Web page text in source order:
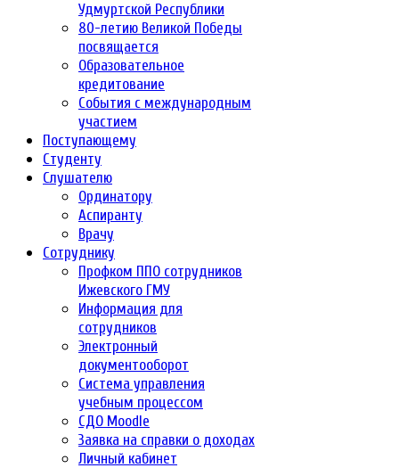
Удмуртской Республики
80-летию Великой Победы
посвящается
Образовательное
кредитование
События с международным
участием
Поступающему
Студенту
Слушателю
Ординатору
Аспиранту
Врачу
Сотруднику
Профком ППО сотрудников
Ижевского ГМУ
Информация для
сотрудников
Электронный
документооборот
Система управления
учебным процессом
СДО Moodle
Заявка на справки о доходах
Личный кабинет